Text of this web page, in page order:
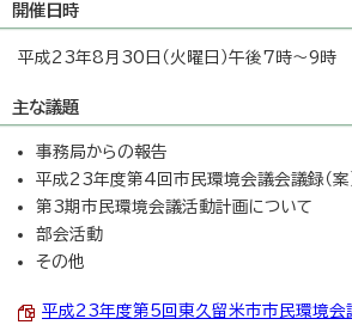
開催日時
平成23年8月30日（火曜日）午後7時～9時
主な議題
事務局からの報告
平成23年度第4回市民環境会議会議録（案
第3期市民環境会議活動計画について
部会活動
その他
平成23年度第5回東久留米市市民環境